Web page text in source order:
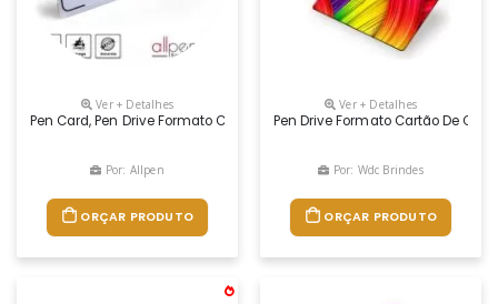
Ver + Detalhes
Pen Card, Pen Drive Formato Cartão Medindo, 5,3x8,4cm, Com
Por: Allpen
ORÇAR PRODUTO
Ver + Detalhes
Pen Drive Formato Cartão De
Por: Wdc Brindes
ORÇAR PRODUTO